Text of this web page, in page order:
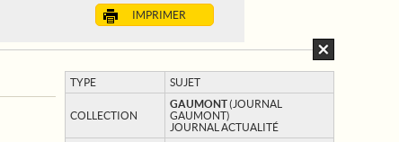
IMPRIMER
TYPE SUJET
COLLECTION
GAUMONT(JOURNAL
GAUMONT)
JOURNAL ACTUALITÉ